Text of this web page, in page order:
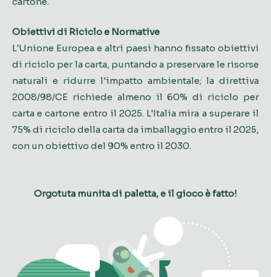
Obiettivi di Riciclo e Normative
L'Unione Europea e altri paesi hanno fissato obiettivi
di riciclo per la carta, puntando a preservare le risorse
naturali e ridurre l'impatto ambientale; la direttiva
2008/98/CE richiede almeno il 60% di riciclo per
carta e cartone entro il 2025. L'Italia mira a superare il
75% di riciclo della carta da imballaggio entro il 2025,
con un obiettivo del 90% entro il 2030.
Orgotuta munita di paletta, e il gioco è fatto!